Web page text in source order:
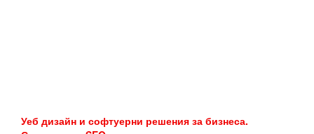
Уеб дизайн и софтуерни решения за бизнеса.